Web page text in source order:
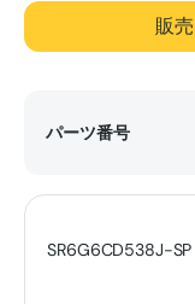
販
パーツ番号
SR6G6CD538J-SP